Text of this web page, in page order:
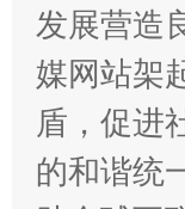
发展营造
媒网站架
盾，促进
的和谐统